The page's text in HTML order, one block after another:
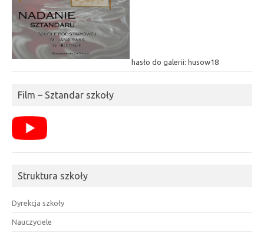
hasło do galerii: husow18
Film – Sztandar szkoły
Struktura szkoły
Dyrekcja szkoły
Nauczyciele